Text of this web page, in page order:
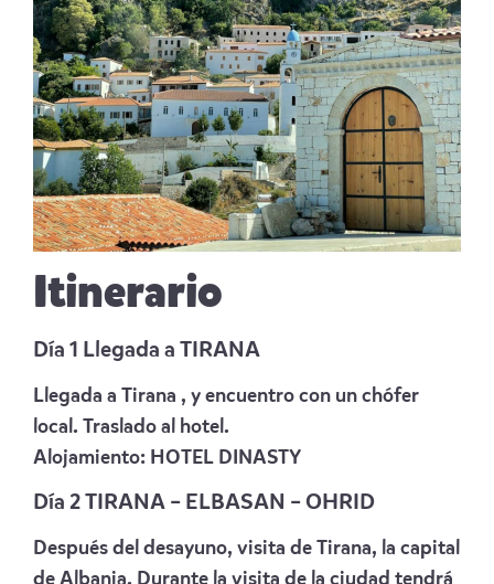
Itinerario
Día 1 Llegada a TIRANA
Llegada a Tirana , y encuentro con un chófer
local. Traslado al hotel.
Alojamiento: HOTEL DINASTY
Día 2 TIRANA – ELBASAN – OHRID
Después del desayuno, visita de Tirana, la capital
de Albania. Durante la visita de la ciudad tendrá